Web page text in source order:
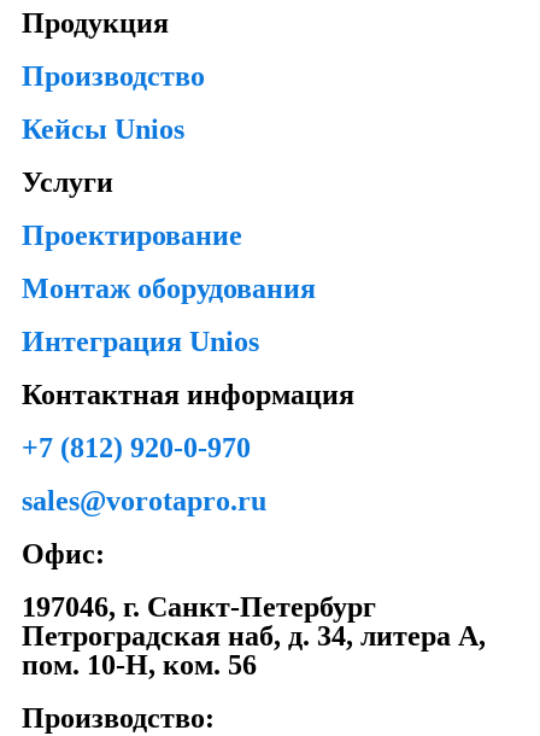
Продукция
Производство
Кейсы Unios
Услуги
Проектирование
Монтаж оборудования
Интеграция Unios
Контактная информация
+7 (812) 920-0-970
sales@vorotapro.ru
Офис:
197046, г. Санкт-Петербург
Петроградская наб, д. 34, литера А,
пом. 10-Н, ком. 56
Производство: